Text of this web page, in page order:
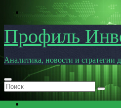
Перейти
содержимому
Профиль
Аналитика, новости и стратегии